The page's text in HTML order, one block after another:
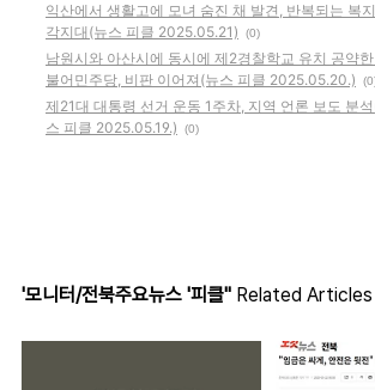
익산에서 생활고에 모녀 숨진 채 발견, 반복되는 복
각지대(뉴스 피클 2025.05.21)
(0)
남원시와 아산시에 동시에 제2경찰학교 유치 공약한
불어민주당, 비판 이어져(뉴스 피클 2025.05.20.)
제21대 대통령 선거 운동 1주차, 지역 언론 보도 분
스 피클 2025.05.19.)
(0)
'모니터/전북주요뉴스 '피클'' Related Articles